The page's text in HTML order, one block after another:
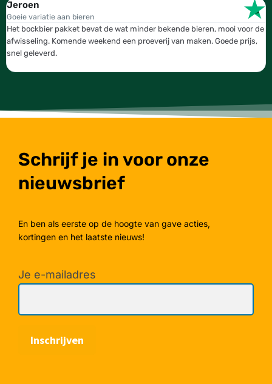
Jeroen
Goeie variatie aan bieren
Het bockbier pakket bevat de wat minder bekende bieren, mooi voor de
afwisseling. Komende weekend een proeverij van maken. Goede prijs,
snel geleverd.
Schrijf je in voor onze
nieuwsbrief
En ben als eerste op de hoogte van gave acties,
kortingen en het laatste nieuws!
Je e-mailadres